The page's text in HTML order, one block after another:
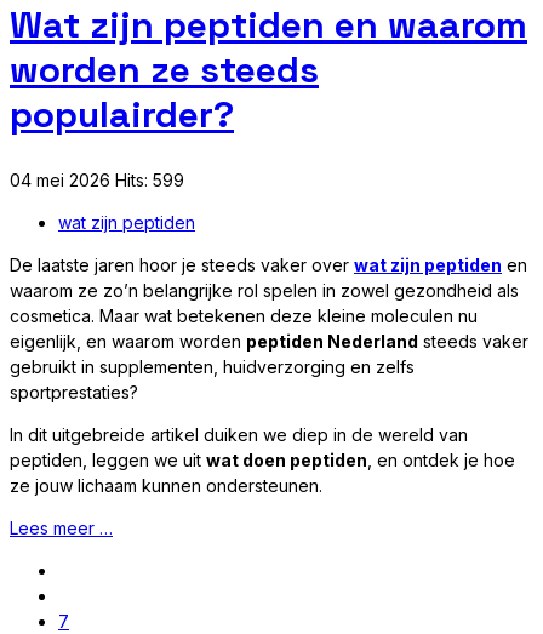
Wat zijn peptiden en waarom
worden ze steeds
populairder?
04 mei 2026 Hits: 599
wat zijn peptiden
De laatste jaren hoor je steeds vaker over wat zijn peptiden en
waarom ze zo’n belangrijke rol spelen in zowel gezondheid als
cosmetica. Maar wat betekenen deze kleine moleculen nu
eigenlijk, en waarom worden peptiden Nederland steeds vaker
gebruikt in supplementen, huidverzorging en zelfs
sportprestaties?
In dit uitgebreide artikel duiken we diep in de wereld van
peptiden, leggen we uit wat doen peptiden , en ontdek je hoe
ze jouw lichaam kunnen ondersteunen.
Lees meer …
7